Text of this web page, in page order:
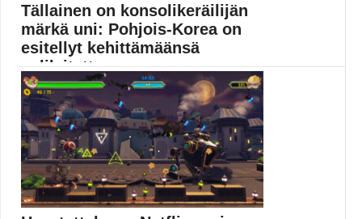
Tällainen on konsolikeräilijän
märkä uni: Pohjois-Korea on
esitellyt kehittämäänsä
pelilaitetta
Pohjois-Koreassa on nyt mahdollista pelata
videopelejä valtiollisella Moranbong-pelikonsolilla....
Pelikonsolit